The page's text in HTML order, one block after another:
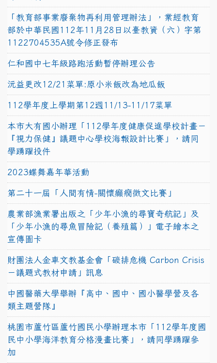
「教育部事業廢棄物再利用管理辦法」，業經教育
部於中華民國112年11月28日以臺教資（六）字第
1122704535A號令修正發布
仁和國中七年級路跑活動暫停辦理公告
沅益更改12/21菜單:原小米飯改為地瓜飯
112學年度上學期第12週11/13-11/17菜單
本市大有國小辦理「112學年度健康促進學校計畫－
『視力保健』議題中心學校海報設計比賽」，請同
學踴躍投件
2023蝶舞嘉年華活動
第二十一屆「人間有情-關懷癲癇徵文比賽」
農業部漁業署出版之「少年小漁的尋寶奇航記」及
「少年小漁的尋魚冒險記（養殖篇）」電子繪本之
宣傳圖卡
財團法人金車文教基金會「碳排危機 Carbon Crisis
－議題式教材申請」訊息
中國醫藥大學舉辦『高中、國中、國小醫學營及各
類主題營隊』
桃園市蘆竹區蘆竹國民小學辦理本市「112學年度國
民中小學海洋教育分格漫畫比賽」，請同學踴躍參
加